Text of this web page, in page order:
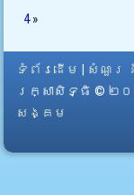
4»
ទំព័រដើម
សំណួរ
រក្សាសិទ្ធិ © ២០
សង្គម